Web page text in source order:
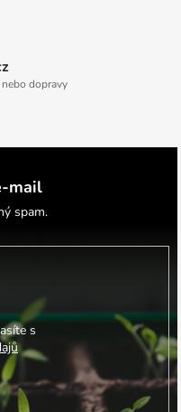
dopravy
mail
spam.
s